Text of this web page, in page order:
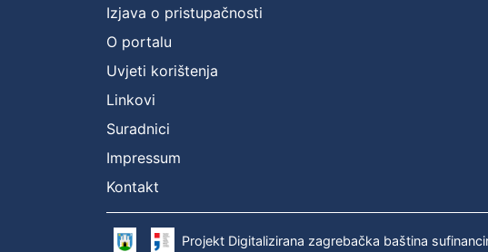
Izjava o pristupačnosti
O portalu
Uvjeti korištenja
Linkovi
Suradnici
Impressum
Kontakt
Projekt Digitalizirana zagrebačka baština